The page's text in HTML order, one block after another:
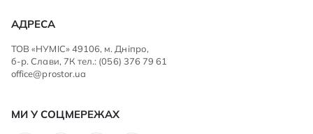
АДРЕСА
ТОВ «НУМІС» 49106, м. Дніпро,
б-р. Слави, 7К тел.: (056) 376 79 61
office@prostor.ua
МИ У СОЦМЕРЕЖАХ